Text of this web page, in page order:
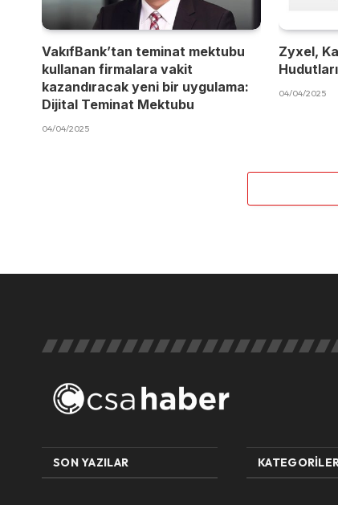
VakıfBank’tan teminat mektubu
kullanan firmalara vakit
kazandıracak yeni bir uygulama:
Dijital Teminat Mektubu
04/04/2025
Zyxel,
04/04/2025
SON YAZILAR